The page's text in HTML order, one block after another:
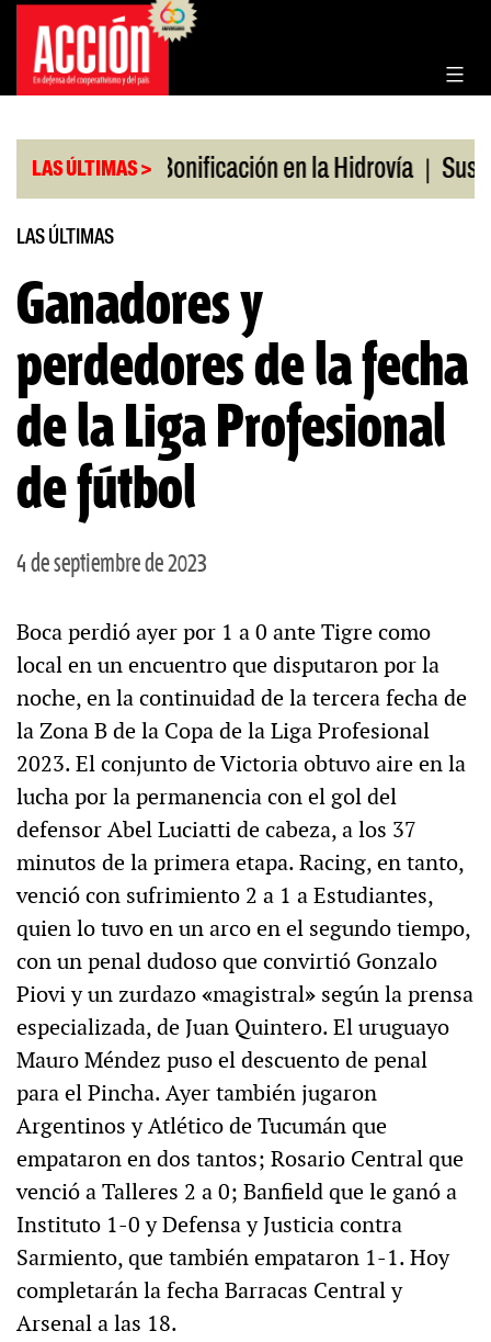
Saltar
contenido
LAS ÚLTIMAS >
en julio | Bonificación en la Hidrovía |
LAS ÚLTIMAS
Ganadores y
perdedores de la fecha
de la Liga Profesional
de fútbol
4 de septiembre de 2023
Boca perdió ayer por 1 a 0 ante Tigre como
local en un encuentro que disputaron por la
noche, en la continuidad de la tercera fecha de
la Zona B de la Copa de la Liga Profesional
2023. El conjunto de Victoria obtuvo aire en la
lucha por la permanencia con el gol del
defensor Abel Luciatti de cabeza, a los 37
minutos de la primera etapa. Racing, en tanto,
venció con sufrimiento 2 a 1 a Estudiantes,
quien lo tuvo en un arco en el segundo tiempo,
con un penal dudoso que convirtió Gonzalo
Piovi y un zurdazo«magistral» según la prensa
especializada, de Juan Quintero. El uruguayo
Mauro Méndez puso el descuento de penal
para el Pincha. Ayer también jugaron
Argentinos y Atlético de Tucumán que
empataron en dos tantos; Rosario Central que
venció a Talleres 2 a 0; Banfield que le ganó a
Instituto 1-0 y Defensa y Justicia contra
Sarmiento, que también empataron 1-1. Hoy
completarán la fecha Barracas Central y
Arsenal a las 18.